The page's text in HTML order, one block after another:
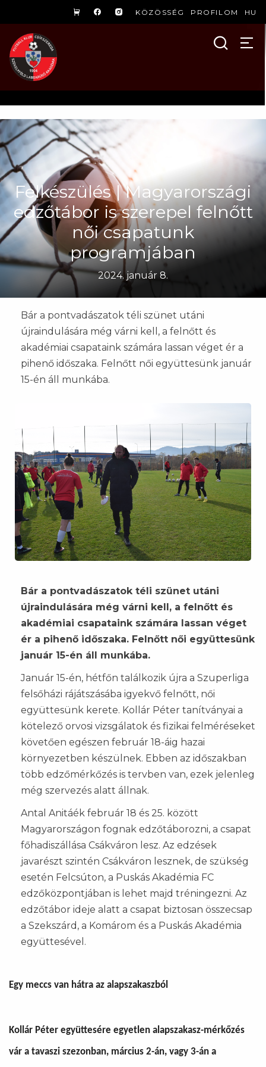
KÖZÖSSÉG PROFILOM HU
Felkészülés | Magyarországi
edzőtábor is szerepel felnőtt
női csapatunk
programjában
2024. január 8.
​​​​​​​Bár a pontvadászatok téli szünet utáni
újraindulására még várni kell, a felnőtt és
akadémiai csapataink számára lassan véget ér a
pihenő időszaka. Felnőtt női együttesünk január
15-én áll munkába.
Bár a pontvadászatok téli szünet utáni
újraindulására még várni kell, a felnőtt és
akadémiai csapataink számára lassan véget
ér a pihenő időszaka. Felnőtt női együttesünk
január 15-én áll munkába.
Január 15-én, hétfőn találkozik újra a Szuperliga
felsőházi rájátszásába igyekvő felnőtt, női
együttesünk kerete. Kollár Péter tanítványai a
kötelező orvosi vizsgálatok és fizikai felméréseket
követően egészen február 18-áig hazai
környezetben készülnek. Ebben az időszakban
több edzőmérkőzés is tervben van, ezek jelenleg
még szervezés alatt állnak.
Antal Anitáék február 18 és 25. között
Magyarországon fognak edzőtáborozni, a csapat
főhadiszállása Csákváron lesz. Az edzések
javarészt szintén Csákváron lesznek, de szükség
esetén Felcsúton, a Puskás Akadémia FC
edzőközpontjában is lehet majd tréningezni. Az
edzőtábor ideje alatt a csapat biztosan összecsap
a Szekszárd, a Komárom és a Puskás Akadémia
együttesével.
Egy meccs van hátra az alapszakaszból
Kollár Péter együttesére egyetlen alapszakasz-mérkőzés
vár a tavaszi szezonban, március 2-án, vagy 3-án a